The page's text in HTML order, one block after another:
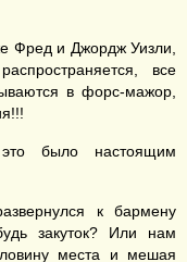
Фред и Джордж Уизли,
все
в форс-мажор,
было настоящим
к бармену
закуток? Или нам
места и мешая